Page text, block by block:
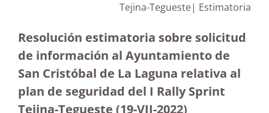
Tejina-Tegueste| Estimatoria
Resolución estimatoria sobre solicitud
de información al Ayuntamiento de
San Cristóbal de La Laguna relativa al
plan de seguridad del I Rally Sprint
Tejina-Tegueste (19-VII-2022)